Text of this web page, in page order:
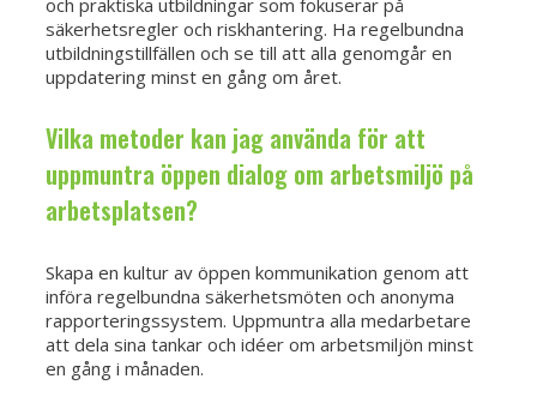
säkerhetsregler och riskhantering. Ha regelbundna
utbildningstillfällen och se till att alla genomgår en
uppdatering minst en gång om året.
Vilka metoder kan jag använda för att
uppmuntra öppen dialog om arbetsmiljö på
arbetsplatsen?
Skapa en kultur av öppen kommunikation genom att
införa regelbundna säkerhetsmöten och anonyma
rapporteringssystem. Uppmuntra alla medarbetare
att dela sina tankar och idéer om arbetsmiljön minst
en gång i månaden.